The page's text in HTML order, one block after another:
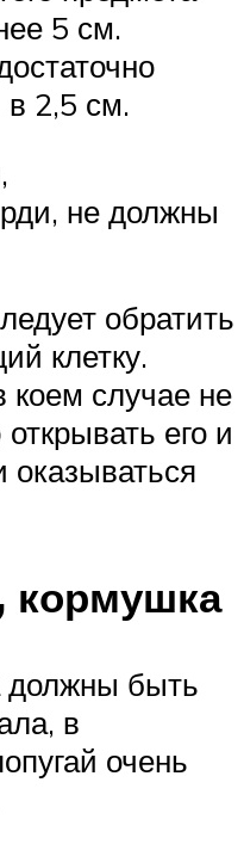
5 см.
в 2,5 см.
не должны
обратить
клетку.
коем случае не
его и
кормушка
должны быть
в
очень